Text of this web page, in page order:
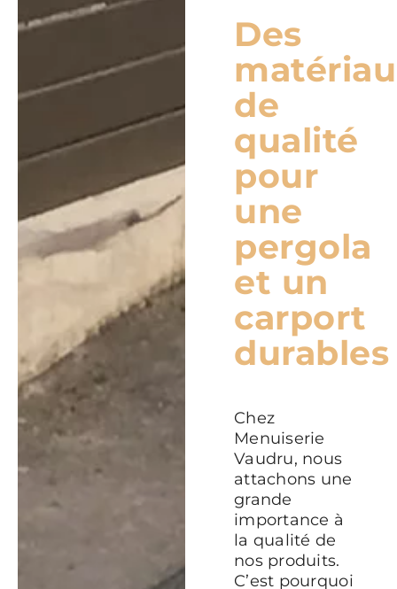
Des
de
qualité
pour
une
pergola
et un
carport
durables
Chez
Menuiserie
Vaudru, nous
attachons une
grande
importance à
la qualité de
nos produits.
C’est pourquoi